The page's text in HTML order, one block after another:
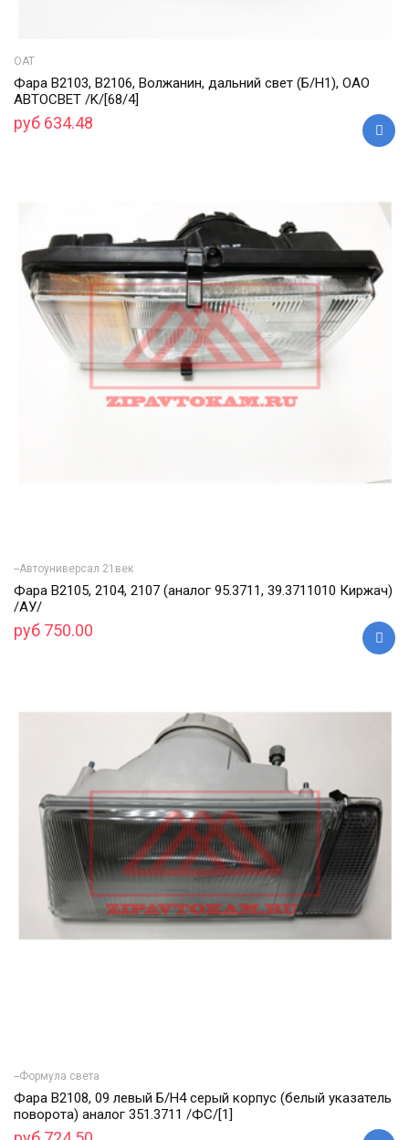
ОАТ
Фара В2103, В2106, Волжанин, дальний свет (Б/Н1), ОАО
АВТОСВЕТ /K/[68/4]
руб 634.48
--Автоуниверсал 21век
Фара В2105, 2104, 2107 (аналог 95.3711, 39.3711010 Киржач)
/АУ/
руб 750.00
--Формула света
Фара В2108, 09 левый Б/Н4 серый корпус (белый указатель
поворота) аналог 351.3711 /ФС/[1]